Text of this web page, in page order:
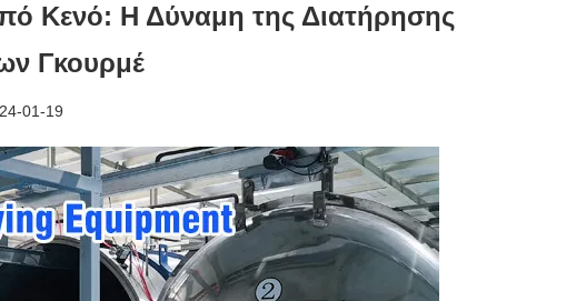
Κενό: Η Δύναμη της Διατήρησης
Γκουρμέ
01-19